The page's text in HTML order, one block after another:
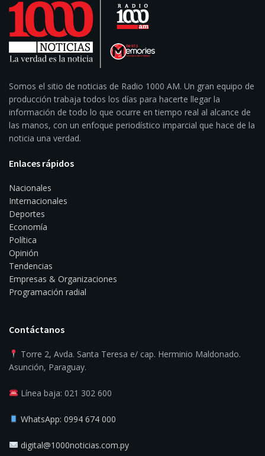
Somos el sitio de noticias de Radio 1000 AM. Un gran equipo de
producción trabaja todos los días para hacerte llegar la
información de todo lo que ocurre en tiempo real al alcance de
las manos, con un enfoque periodístico imparcial que hace de la
noticia una verdad.
Enlaces rápidos
Nacionales
Internacionales
Deportes
Economía
Política
Opinión
Tendencias
Empresas & Organizaciones
Programación radial
Contáctanos
Torre 2, Avda. Santa Teresa e/ cap. Herminio Maldonado.
Asunción, Paraguay.
Línea baja: 021 302 600
WhatsApp: 0994 674 000
digital@1000noticias.com.py